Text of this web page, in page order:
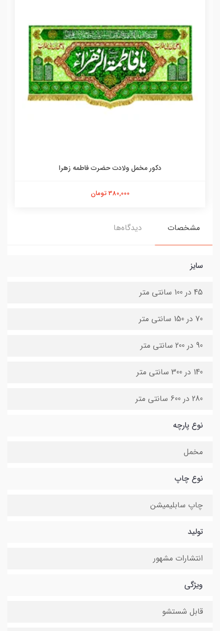
دکور مخمل ولادت حضرت فاطمه زهرا
380,000 تومان
مشخصات دیدگاه‌ها
سایز
45 در 100 سانتی متر
70 در 150 سانتی متر
90 در 200 سانتی متر
140 در 300 سانتی متر
280 در 600 سانتی متر
نوع پارچه
مخمل
نوع چاپ
چاپ سابلیمیشن
تولید
انتشارات مشهور
ویژگی
قابل شستشو